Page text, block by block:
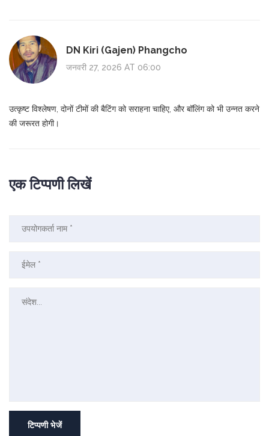
DN Kiri (Gajen) Phangcho
जनवरी 27, 2026 AT 06:00
उत्कृष्ट विश्लेषण, दोनों टीमों की बैटिंग को सराहना चाहिए, और बॉलिंग को भी उन्नत करने
की जरूरत होगी।
एक टिप्पणी लिखें
टिप्पणी भेजें